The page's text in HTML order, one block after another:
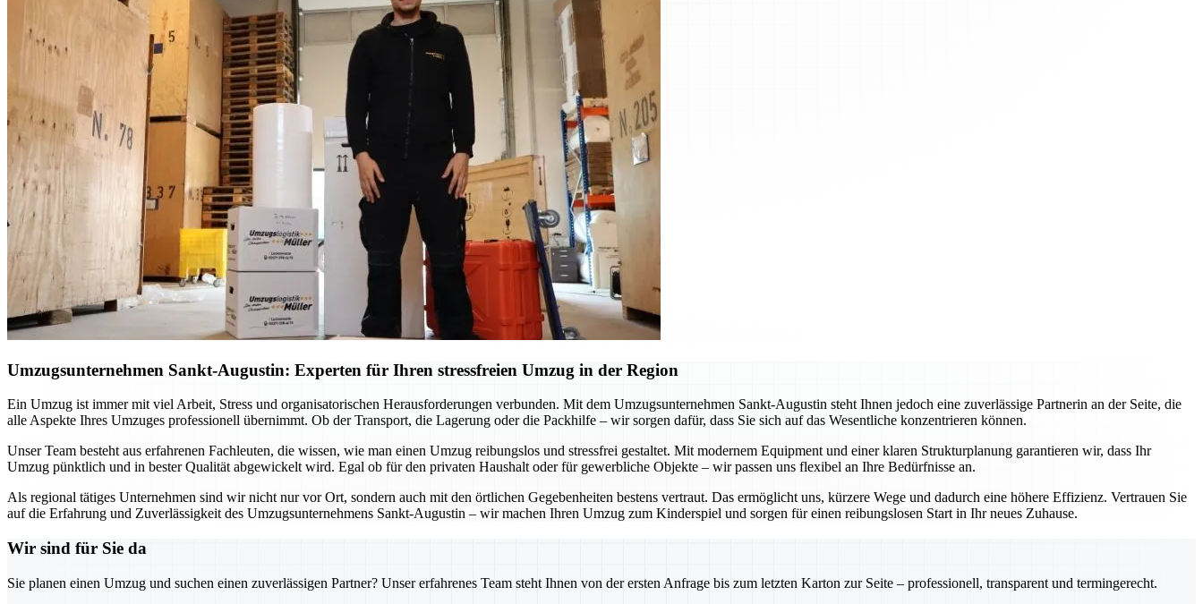
Umzugsunternehmen Sankt-Augustin: Experten für Ihren stressfreien Umzug in der Region
Ein Umzug ist immer mit viel Arbeit, Stress und organisatorischen Herausforderungen verbunden. Mit dem Umzugsunternehmen Sankt-Augustin steht Ihnen jedoch eine zuverlässige Partnerin an der Seite, die
alle Aspekte Ihres Umzuges professionell übernimmt. Ob der Transport, die Lagerung oder die Packhilfe – wir sorgen dafür, dass Sie sich auf das Wesentliche konzentrieren können.
Unser Team besteht aus erfahrenen Fachleuten, die wissen, wie man einen Umzug reibungslos und stressfrei gestaltet. Mit modernem Equipment und einer klaren Strukturplanung garantieren wir, dass Ihr
Umzug pünktlich und in bester Qualität abgewickelt wird. Egal ob für den privaten Haushalt oder für gewerbliche Objekte – wir passen uns flexibel an Ihre Bedürfnisse an.
Als regional tätiges Unternehmen sind wir nicht nur vor Ort, sondern auch mit den örtlichen Gegebenheiten bestens vertraut. Das ermöglicht uns, kürzere Wege und dadurch eine höhere Effizienz. Vertrauen Sie
auf die Erfahrung und Zuverlässigkeit des Umzugsunternehmens Sankt-Augustin – wir machen Ihren Umzug zum Kinderspiel und sorgen für einen reibungslosen Start in Ihr neues Zuhause.
Wir sind für Sie da
Sie planen einen Umzug und suchen einen zuverlässigen Partner? Unser erfahrenes Team steht Ihnen von der ersten Anfrage bis zum letzten Karton zur Seite – professionell, transparent und termingerecht.